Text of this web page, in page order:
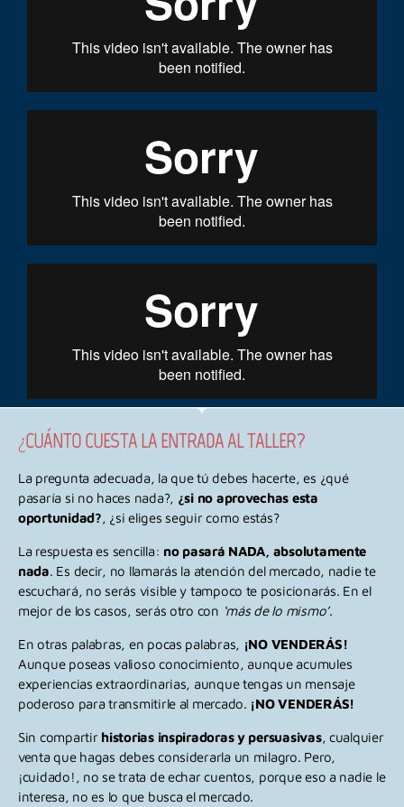
¿CUÁNTO CUESTA LA ENTRADA AL TALLER?
La pregunta adecuada, la que tú debes hacerte, es ¿qué
pasaría si no haces nada?, ¿si no aprovechas esta
oportunidad?, ¿si eliges seguir como estás?
La respuesta es sencilla: no pasará NADA, absolutamente
nada. Es decir, no llamarás la atención del mercado, nadie te
escuchará, no serás visible y tampoco te posicionarás. En el
mejor de los casos, serás otro con ‘más de lo mismo’.
En otras palabras, en pocas palabras, ¡NO VENDERÁS!
Aunque poseas valioso conocimiento, aunque acumules
experiencias extraordinarias, aunque tengas un mensaje
poderoso para transmitirle al mercado. ¡NO VENDERÁS!
Sin compartir historias inspiradoras y persuasivas, cualquier
venta que hagas debes considerarla un milagro. Pero,
¡cuidado!, no se trata de echar cuentos, porque eso a nadie le
interesa, no es lo que busca el mercado.